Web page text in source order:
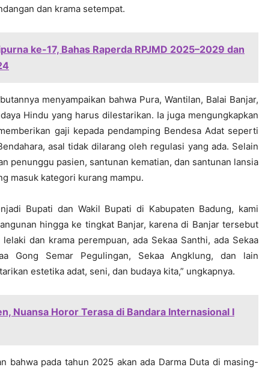
dan krama setempat.
ke-17, Bahas Raperda RPJMD 2025–2029 dan
menyampaikan bahwa Pura, Wantilan, Balai Banjar,
Hindu yang harus dilestarikan. Ia juga mengungkapkan
gaji kepada pendamping Bendesa Adat seperti
asal tidak dilarang oleh regulasi yang ada. Selain
penunggu pasien, santunan kematian, dan santunan lansia
masuk kategori kurang mampu.
Bupati dan Wakil Bupati di Kabupaten Badung, kami
hingga ke tingkat Banjar, karena di Banjar tersebut
dan krama perempuan, ada Sekaa Santhi, ada Sekaa
Gong Semar Pegulingan, Sekaa Angklung, dan lain
estetika adat, seni, dan budaya kita,” ungkapnya.
Nuansa Horor Terasa di Bandara Internasional I
bahwa pada tahun 2025 akan ada Darma Duta di masing-